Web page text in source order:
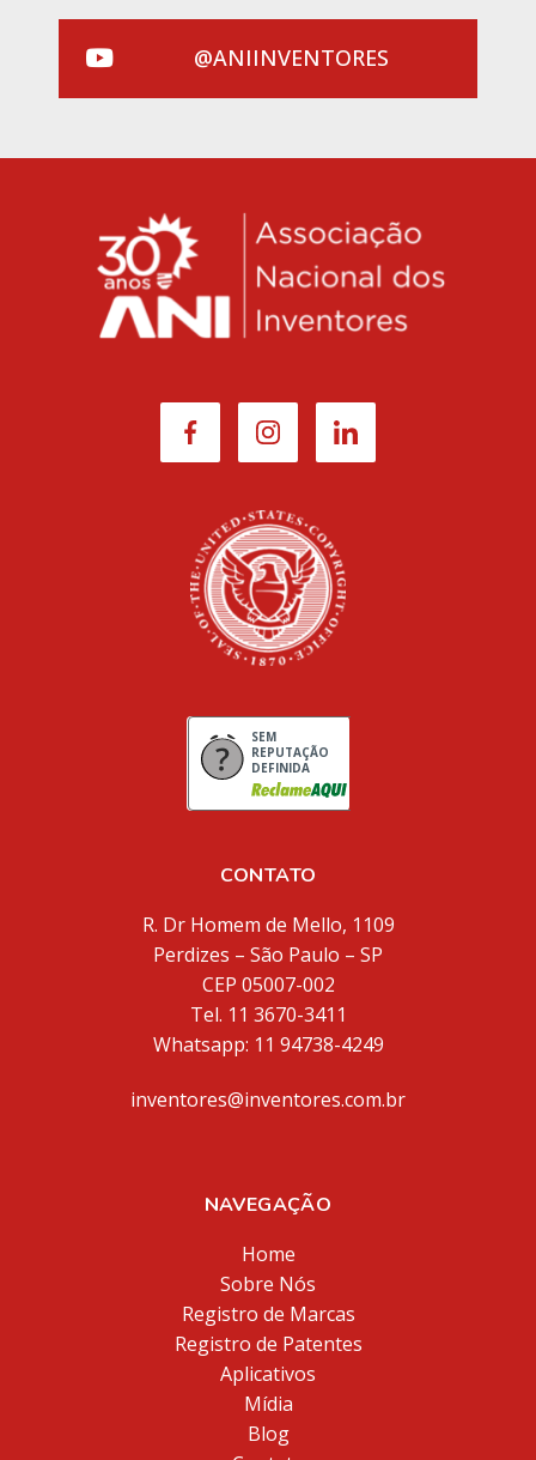
@ANIINVENTORES
SEM
REPUTAÇÃO
DEFINIDA
CONTATO
R. Dr Homem de Mello, 1109
Perdizes – São Paulo – SP
CEP 05007-002
Tel. 11 3670-3411
Whatsapp: 11 94738-4249
inventores@inventores.com.br
NAVEGAÇÃO
Home
Sobre Nós
Registro de Marcas
Registro de Patentes
Aplicativos
Mídia
Blog